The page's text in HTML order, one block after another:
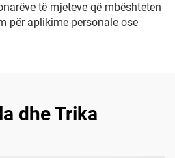
të mjeteve që mbështeten
për aplikime personale ose
dhe Trika